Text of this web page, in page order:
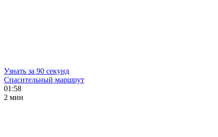
Узнать за 90 секунд
Спасительный маршрут
01:58
2 мин